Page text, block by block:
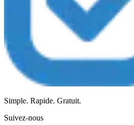
Simple. Rapide. Gratuit.
Suivez-nous